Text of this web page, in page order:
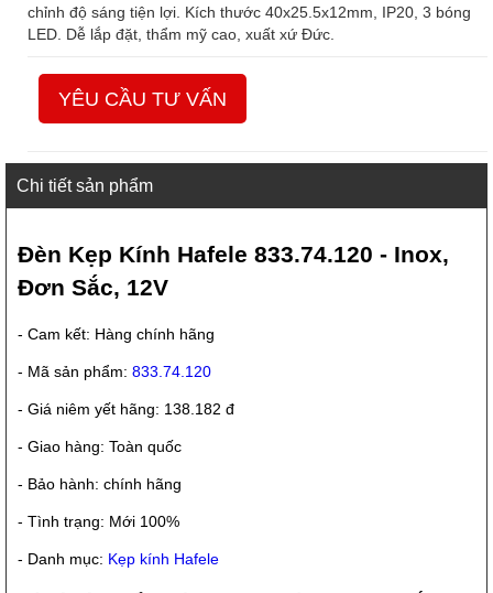
chỉnh độ sáng tiện lợi. Kích thước 40x25.5x12mm, IP20, 3 bóng
LED. Dễ lắp đặt, thẩm mỹ cao, xuất xứ Đức.
YÊU CẦU TƯ VẤN
Chi tiết sản phẩm
Đèn Kẹp Kính Hafele 833.74.120 - Inox,
Đơn Sắc, 12V
- Cam kết: Hàng chính hãng
- Mã sản phẩm: 833.74.120
- Giá niêm yết hãng: 138.182 đ
- Giao hàng: Toàn quốc
- Bảo hành: chính hãng
- Tình trạng: Mới 100%
- Danh mục: Kẹp kính Hafele